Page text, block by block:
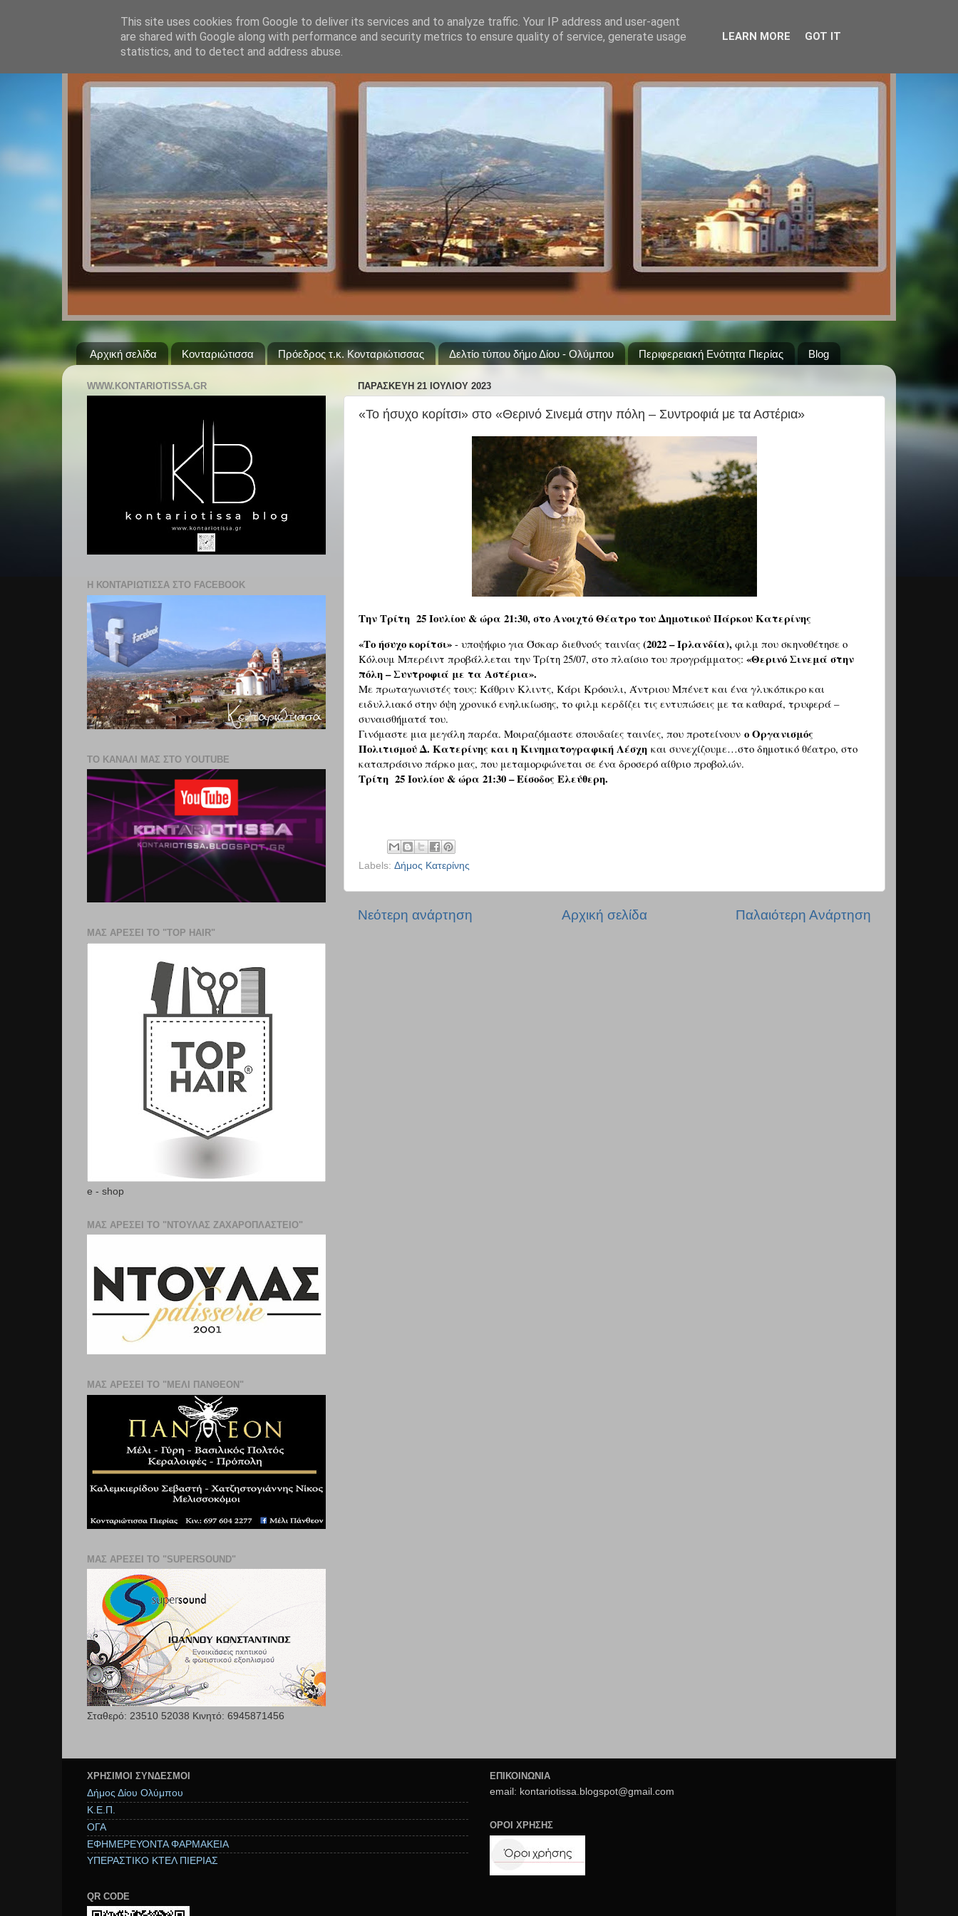
Αρχική σελίδα Κονταριώτισσα Πρόεδρος τ.κ. Κονταριώτισσας Δελτίο τύπου δήμο Δίου - Ολύμπου Περιφερειακή Ενότητα Πιερίας Blog
ΠΑΡΑΣΚΕΥΉ 21 ΙΟΥΛΊΟΥ 2023
«Το ήσυχο κορίτσι» στο «Θερινό Σινεμά στην πόλη – Συντροφιά με τα Αστέρια»
Την Τρίτη 25 Ιουλίου & ώρα 21:30, στο Ανοιχτό Θέατρο του Δημοτικού Πάρκου Κατερίνης
«Το ήσυχο κορίτσι» - υποψήφιο για Όσκαρ διεθνούς ταινίας (2022 – Ιρλανδία), φιλμ που σκηνοθέτησε ο
Κόλουμ Μπερέιντ προβάλλεται την Τρίτη 25/07, στο πλαίσιο του προγράμματος: «Θερινό Σινεμά στην
πόλη – Συντροφιά με τα Αστέρια».
Με πρωταγωνιστές τους: Κάθριν Κλιντς, Κάρι Κρόουλι, Άντριου Μπένετ και ένα γλυκόπικρο και
ειδυλλιακό στην όψη χρονικό ενηλικίωσης, το φιλμ κερδίζει τις εντυπώσεις με τα καθαρά, τρυφερά –
συναισθήματά του.
Γινόμαστε μια μεγάλη παρέα. Μοιραζόμαστε σπουδαίες ταινίες, που προτείνουν ο Οργανισμός
Πολιτισμού Δ. Κατερίνης και η Κινηματογραφική Λέσχη και συνεχίζουμε…στο δημοτικό θέατρο, στο
καταπράσινο πάρκο μας, που μεταμορφώνεται σε ένα δροσερό αίθριο προβολών.
Τρίτη 25 Ιουλίου & ώρα 21:30 – Είσοδος Ελεύθερη.
Labels: Δήμος Κατερίνης
Νεότερη ανάρτηση Παλαιότερη Ανάρτηση
Αρχική σελίδα
WWW.KONTARIOTISSA.GR
Η ΚΟΝΤΑΡΙΩΤΙΣΣΑ ΣΤΟ FACEBOOK
ΤΟ ΚΑΝΑΛΙ ΜΑΣ ΣΤΟ YOUTUBE
ΜΑΣ ΑΡΕΣΕΙ ΤΟ "TOP HAIR"
e - shop
ΜΑΣ ΑΡΕΣΕΙ ΤΟ "ΝΤΟΥΛΑΣ ΖΑΧΑΡΟΠΛΑΣΤΕΊΟ"
ΜΑΣ ΑΡΕΣΕΙ ΤΟ "ΜΕΛΙ ΠΑΝΘΕΟΝ"
ΜΑΣ ΑΡΕΣΕΙ ΤΟ "SUPERSOUND"
Σταθερό: 23510 52038 Κινητό: 6945871456
ΧΡΉΣΙΜΟΙ ΣΥΝΔΕΣΜΟΙ
Δήμος Δίου Ολύμπου
Κ.Ε.Π.
ΟΓΑ
ΕΦΗΜΕΡΕΥΟΝΤΑ ΦΑΡΜΑΚΕΙΑ
ΥΠΕΡΑΣΤΙΚΟ ΚΤΕΛ ΠΙΕΡΙΑΣ
QR CODE
ΕΠΙΚΟΙΝΩΝΙΑ
email: kontariotissa.blogspot@gmail.com
ΟΡΟΙ ΧΡΗΣΗΣ
This site uses cookies from Google to deliver its services and to analyze traffic. Your IP address and user-agent
are shared with Google along with performance and security metrics to ensure quality of service, generate usage
statistics, and to detect and address abuse.
LEARN MORE GOT IT